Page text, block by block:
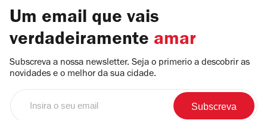
Um email que vais
verdadeiramente amar
Subscreva a nossa newsletter. Seja o primerio a descobrir as
novidades e o melhor da sua cidade.